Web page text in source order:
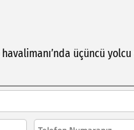
havalimanı’nda üçüncü yolcu